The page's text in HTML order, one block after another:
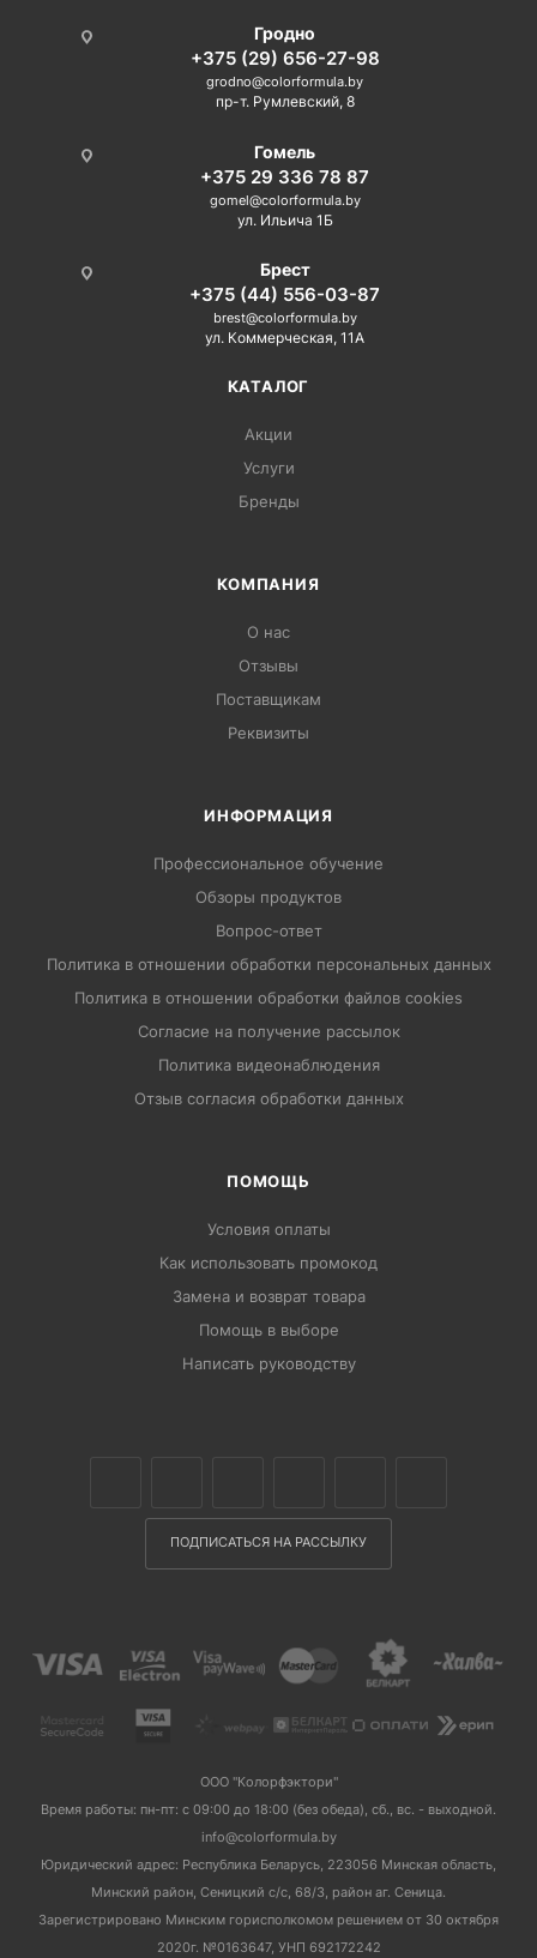
Гродно
+375 (29) 656-27-98
grodno@colorformula.by
пр-т. Румлевский, 8
Гомель
+375 29 336 78 87
gomel@colorformula.by
ул. Ильича 1Б
Брест
+375 (44) 556-03-87
brest@colorformula.by
ул. Коммерческая, 11А
КАТАЛОГ
Акции
Услуги
Бренды
КОМПАНИЯ
О нас
Отзывы
Поставщикам
Реквизиты
ИНФОРМАЦИЯ
Профессиональное обучение
Обзоры продуктов
Вопрос-ответ
Политика в отношении обработки персональных данных
Политика в отношении обработки файлов cookies
Согласие на получение рассылок
Политика видеонаблюдения
Отзыв согласия обработки данных
ПОМОЩЬ
Условия оплаты
Как использовать промокод
Замена и возврат товара
Помощь в выборе
Написать руководству
ПОДПИСАТЬСЯ НА РАССЫЛКУ
ООО "Колорфэктори"
Время работы: пн-пт: с 09:00 до 18:00 (без обеда), сб., вс. - выходной.
info@colorformula.by
Юридический адрес: Республика Беларусь, 223056 Минская область,
Минский район, Сеницкий с/с, 68/3, район аг. Сеница.
Зарегистрировано Минским горисполкомом решением от 30 октября
2020г. №0163647, УНП 692172242